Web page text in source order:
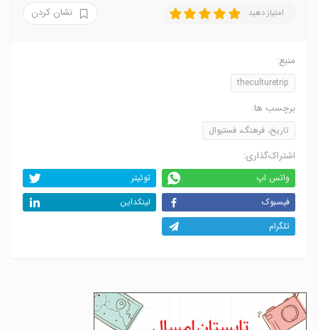
امتیاز دهید نشان کردن
منبع:
theculturetrip
برچسب ها:
تاریخ، فرهنگ، فستیوال
اشتراک‌گذاری:
واتس اپ
توئیتر
فیسبوک
لینکداین
تلگرام